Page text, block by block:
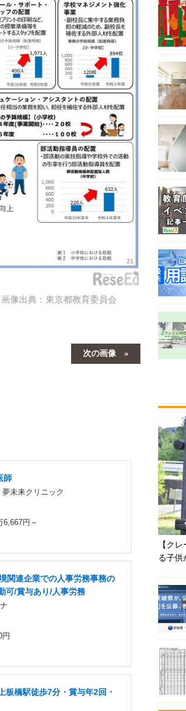
画像出典：東京都教育委員会
次の画像
師
未来クリニック
6,667円～
関連企業での人事労務事務の
可/賞与あり/人事労務
円
板橋駅徒歩7分・賞与年2回・
【ク
る子供